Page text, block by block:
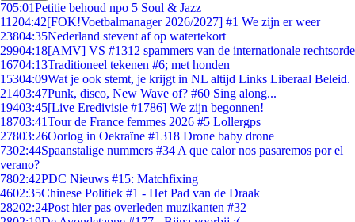
705:01Petitie behoud npo 5 Soul & Jazz
11204:42[FOK!Voetbalmanager 2026/2027] #1 We zijn er weer
23804:35Nederland stevent af op watertekort
29904:18[AMV] VS #1312 spammers van de internationale rechtsorde
16704:13Traditioneel tekenen #6; met honden
15304:09Wat je ook stemt, je krijgt in NL altijd Links Liberaal Beleid.
21403:47Punk, disco, New Wave of? #60 Sing along...
19403:45[Live Eredivisie #1786] We zijn begonnen!
18703:41Tour de France femmes 2026 #5 Lollergps
27803:26Oorlog in Oekraïne #1318 Drone baby drone
7302:44Spaanstalige nummers #34 A que calor nos pasaremos por el
verano?
7802:42PDC Nieuws #15: Matchfixing
4602:35Chinese Politiek #1 - Het Pad van de Draak
28202:24Post hier pas overleden muzikanten #32